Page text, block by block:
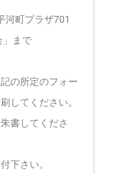
河町プラザ701
」まで
の所定のフォー
してください。
書してくださ
下さい。